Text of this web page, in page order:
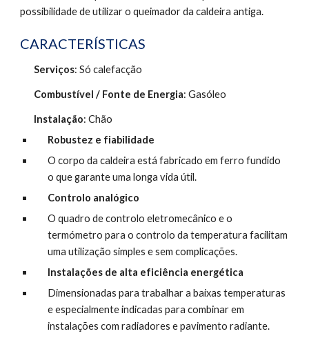
possibilidade de utilizar o queimador da caldeira antiga.
CARACTERÍSTICAS
Serviços: Só calefacção
Combustível / Fonte de Energia: Gasóleo
Instalação: Chão
Robustez e fiabilidade
O corpo da caldeira está fabricado em ferro fundido
o que garante uma longa vida útil.
Controlo analógico
O quadro de controlo eletromecânico e o
termómetro para o controlo da temperatura facilitam
uma utilização simples e sem complicações.
Instalações de alta eficiência energética
Dimensionadas para trabalhar a baixas temperaturas
e especialmente indicadas para combinar em
instalações com radiadores e pavimento radiante.